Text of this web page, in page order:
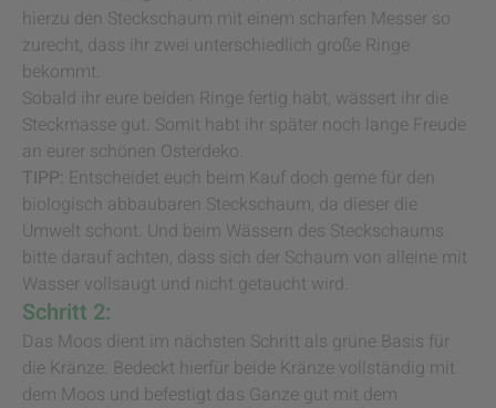
hierzu den Steckschaum mit einem scharfen Messer so
zurecht, dass ihr zwei unterschiedlich große Ringe
bekommt.
Sobald ihr eure beiden Ringe fertig habt, wässert ihr die
Steckmasse gut. Somit habt ihr später noch lange Freude
an eurer schönen Osterdeko.
TIPP: Entscheidet euch beim Kauf doch gerne für den
biologisch abbaubaren Steckschaum, da dieser die
Umwelt schont. Und beim Wässern des Steckschaums
bitte darauf achten, dass sich der Schaum von alleine mit
Wasser vollsaugt und nicht getaucht wird.
Schritt 2:
Das Moos dient im nächsten Schritt als grüne Basis für
die Kränze: Bedeckt hierfür beide Kränze vollständig mit
dem Moos und befestigt das Ganze gut mit dem